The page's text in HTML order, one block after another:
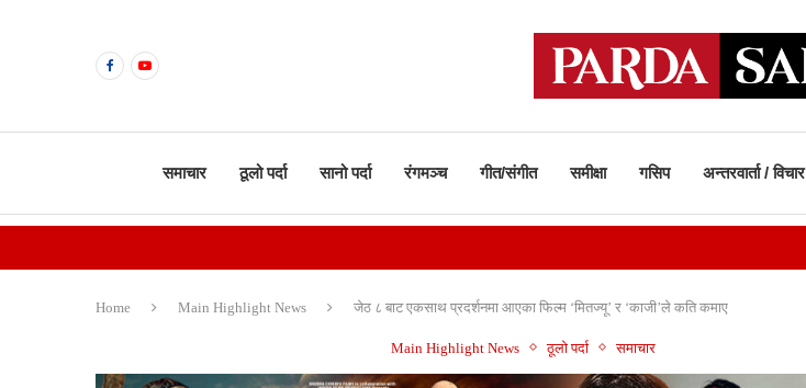
समाचार ठूलो पर्दा सानो पर्दा रंगमञ्च गीत/संगीत समीक्षा गसिप अन्तरवार्ता / विचार
Home Main Highlight News जेठ ८ बाट एकसाथ प्रदर्शनमा आएका फिल्म ‘मितज्यू’ र ‘काजी’ले कति कमाए
Main Highlight News ठूलो पर्दा समाचार